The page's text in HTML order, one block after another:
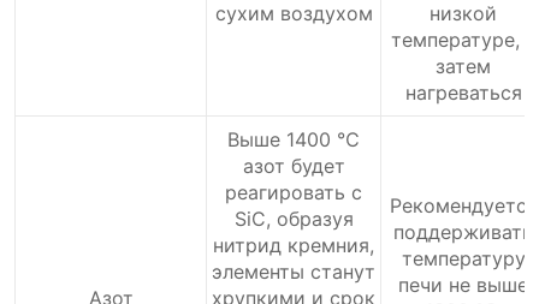
сухим воздухом
низкой
температуре, а
затем
нагреваться
Азот
Выше 1400 ℃
азот будет
реагировать с
SiC, образуя
нитрид кремния,
элементы станут
хрупкими и срок
Рекомендуется
поддерживать
температуру
печи не выше